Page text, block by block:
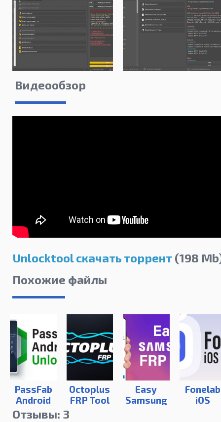
Видеообзор
Unlocktool скачать торрент (198
Похожие файлы
PassFab
Android
Unlocker
Octoplus
FRP Tool
Easy
Samsung
Fonelab
iOS
Отзывы: 3